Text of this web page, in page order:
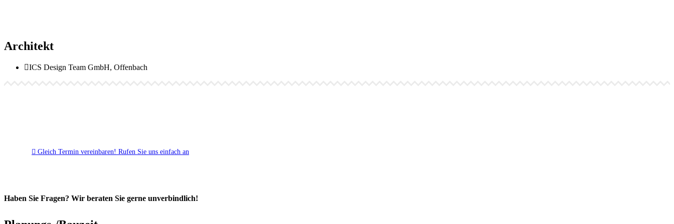
Architekt
ICS Design Team GmbH, Offenbach
Gleich Termin vereinbaren! Rufen Sie uns einfach an
Haben Sie Fragen? Wir beraten Sie gerne unverbindlich!